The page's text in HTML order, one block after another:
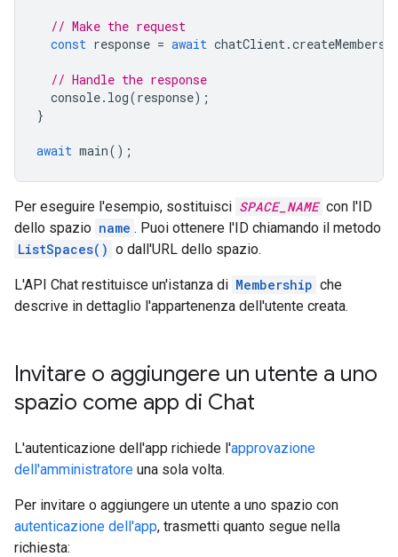
// Make the request
const response = await chatClient.
// Handle the response
console. log(response);
}
await main();
Per eseguire l'esempio, sostituisci SPACE_NAME con l'ID
dello spazio name . Puoi ottenere l'ID chiamando il metodo
ListSpaces() o dall'URL dello spazio.
L'API Chat restituisce un'istanza di Membership che
descrive in dettaglio l'appartenenza dell'utente creata.
Invitare o aggiungere un utente a uno
spazio come app di Chat
L'autenticazione dell'app richiede l'approvazione
dell'amministratore una sola volta.
Per invitare o aggiungere un utente a uno spazio con
autenticazione dell'app, trasmetti quanto segue nella
richiesta: